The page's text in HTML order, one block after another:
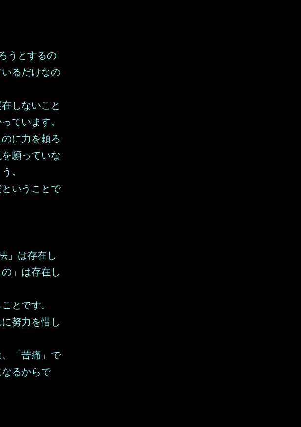
うとするの
るだけなの
しないこと
ています。
に力を頼ろ
願っていな
。
いうことで
」は存在し
」は存在し
とです。
努力を惜し
「苦痛」で
るからで